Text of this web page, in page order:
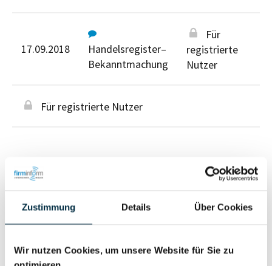
Zustimmung Details Über Cookies
Wir nutzen Cookies, um unsere Website für Sie zu
17.09.2018
Handelsregister–
Bekanntmachung
Für
registrierte
Nutzer
Für registrierte Nutzer
Personen im Unternehmen
Geschäftsführer (1)
Für registrierte